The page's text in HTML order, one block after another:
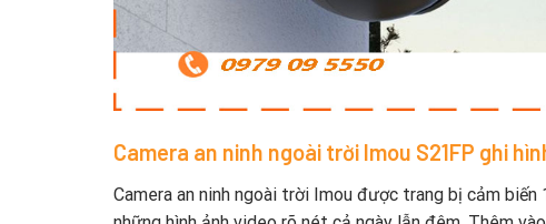
Camera an ninh ngoài trời Imou S21FP ghi
Camera an ninh ngoài trời Imou được trang bị cảm